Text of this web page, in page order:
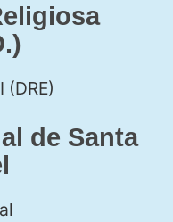
(DRE)
de Santa